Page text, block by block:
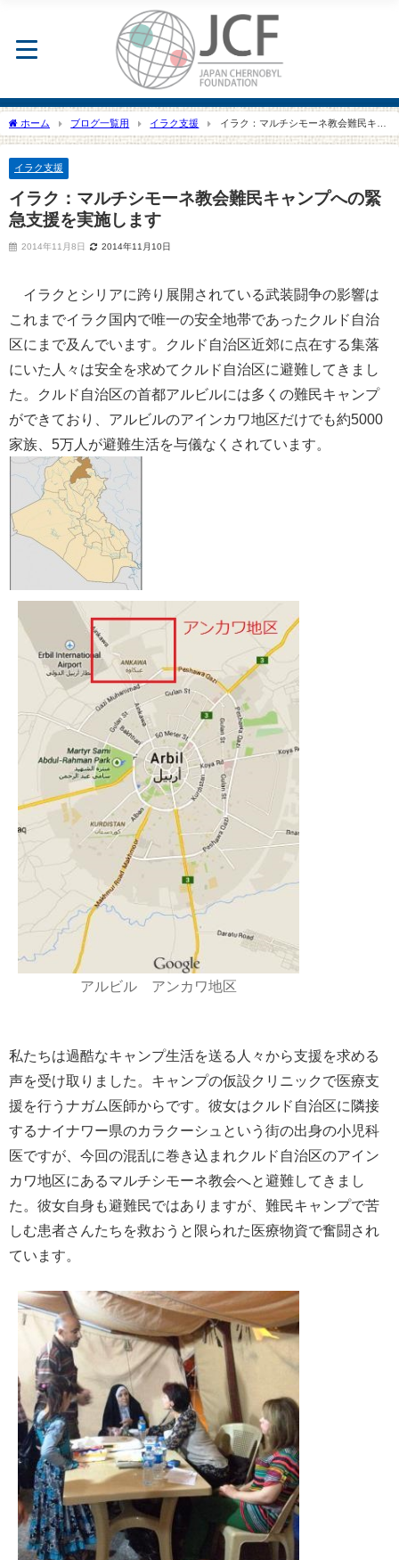
ホーム ブログ一覧用 イラク支援
イラク：マルチシモーネ教会難民キャ
ンプへの緊急支援を実施します
イラク支援
イラク：マルチシモーネ教会難民キャンプへの緊
急支援を実施します
2014年11月8日 2014年11月10日
イラクとシリアに跨り展開されている武装闘争の影響は
これまでイラク国内で唯一の安全地帯であったクルド自治
区にまで及んでいます。クルド自治区近郊に点在する集落
にいた人々は安全を求めてクルド自治区に避難してきまし
た。クルド自治区の首都アルビルには多くの難民キャンプ
ができており、アルビルのアインカワ地区だけでも約5000
家族、5万人が避難生活を与儀なくされています。
アルビル アンカワ地区
私たちは過酷なキャンプ生活を送る人々から支援を求める
声を受け取りました。キャンプの仮設クリニックで医療支
援を行うナガム医師からです。彼女はクルド自治区に隣接
するナイナワー県のカラクーシュという街の出身の小児科
医ですが、今回の混乱に巻き込まれクルド自治区のアイン
カワ地区にあるマルチシモーネ教会へと避難してきまし
た。彼女自身も避難民ではありますが、難民キャンプで苦
しむ患者さんたちを救おうと限られた医療物資で奮闘され
ています。